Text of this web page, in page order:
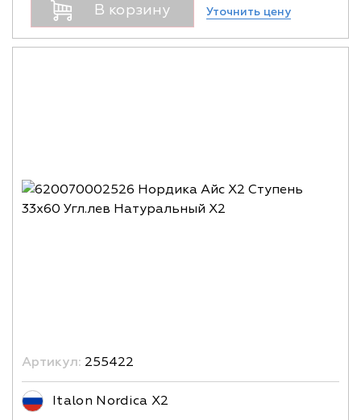
В корзину Уточнить цену
Артикул: 255422
Italon Nordica X2